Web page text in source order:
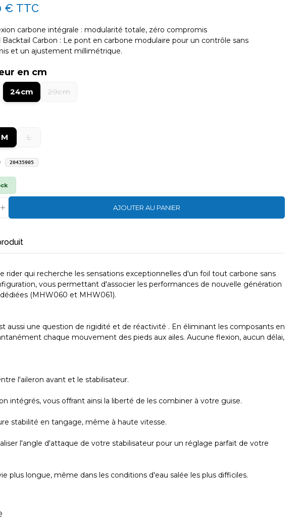
€ TTC
carbone intégrale : modularité totale, zéro compromis
Backtail Carbon : Le pont en carbone modulaire pour un contrôle sans
et un ajustement millimétrique.
en cm
24cm 29cm
M L
20435905
AJOUTER AU PANIER
qui recherche les sensations exceptionnelles d'un foil tout carbone sans
vous permettant d'associer les performances de nouvelle génération
(MHW060 et MHW061).
une question de rigidité et de réactivité . En éliminant les composants en
chaque mouvement des pieds aux ailes. Aucune flexion, aucun délai,
l'aileron avant et le stabilisateur.
intégrés, vous offrant ainsi la liberté de les combiner à votre guise.
stabilité en tangage, même à haute vitesse.
l'angle d'attaque de votre stabilisateur pour un réglage parfait de votre
plus longue, même dans les conditions d'eau salée les plus difficiles.